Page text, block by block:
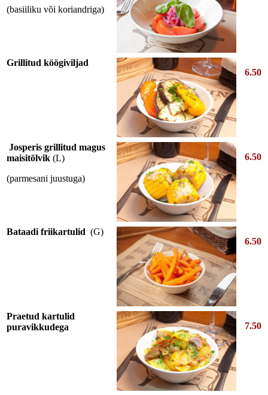
(basiiliku või koriandriga)
Grillitud köögiviljad
6.50
Josperis grillitud magus
maisitõlvik (L)
(parmesani juustuga)
6.50
Bataadi friikartulid (G)
6.50
Praetud kartulid
puravikkudega
7.50